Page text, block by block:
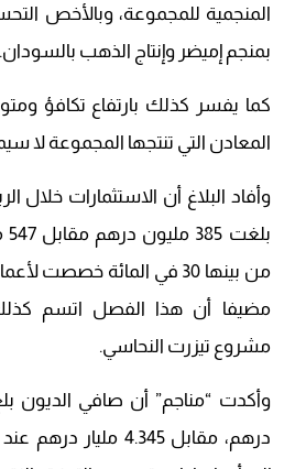
المنجمية للمجموعة، وبالأخص
بمنجم إميضر وإنتاج الذهب بالسودان.
كما يفسر كذلك بارتفاع تكافؤ
المعادن التي تنتجها المجموعة لا
من بينها 30 في المائة
مضيفا أن هذا الفصل اتسم
مشروع تيزرت النحاسي.